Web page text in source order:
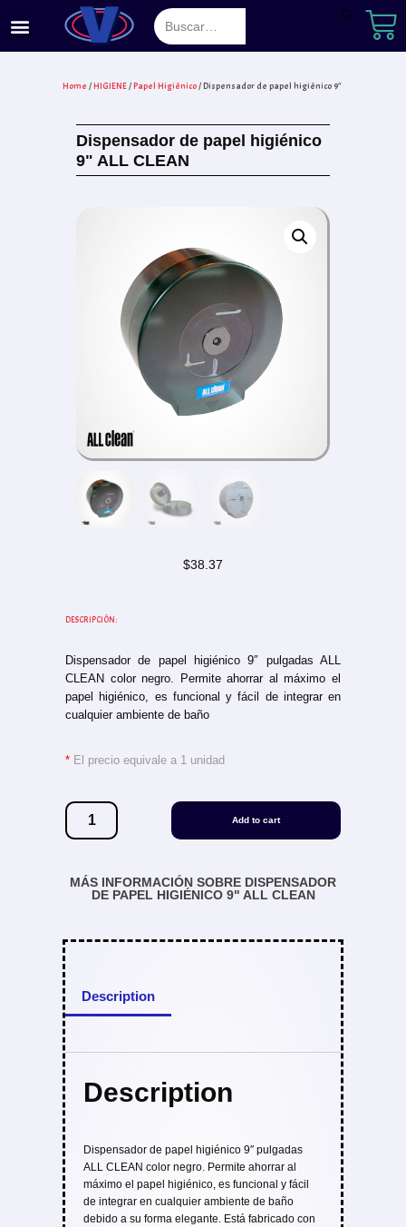
Saltar
contenidoHome /HIGIENE/Papel Higiénico/ Dispensador de papel higiénico 9″ ALL CLEAN
Dispensador de papel higiénico
9" ALL CLEAN
$38.37
DESCRIPCIÓN:
Dispensador de papel higiénico 9″ pulgadas ALL
CLEAN color negro. Permite ahorrar al máximo el
papel higiénico, es funcional y fácil de integrar en
cualquier ambiente de baño
* El precio equivale a 1 unidad
Add to cart
MÁS INFORMACIÓN SOBRE DISPENSADOR
DE PAPEL HIGIÉNICO 9" ALL CLEAN
Description
Description
Dispensador de papel higiénico 9″ pulgadas
ALL CLEAN color negro. Permite ahorrar al
máximo el papel higiénico, es funcional y fácil
de integrar en cualquier ambiente de baño
debido a su forma elegante. Está fabricado con